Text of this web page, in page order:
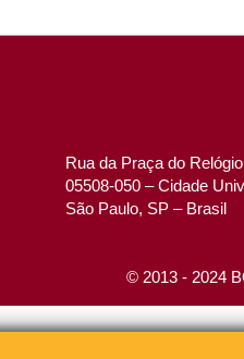
Rua da Praça do
05508-050 – Cidade
São Paulo, SP – Brasil
© 2013 - 2024